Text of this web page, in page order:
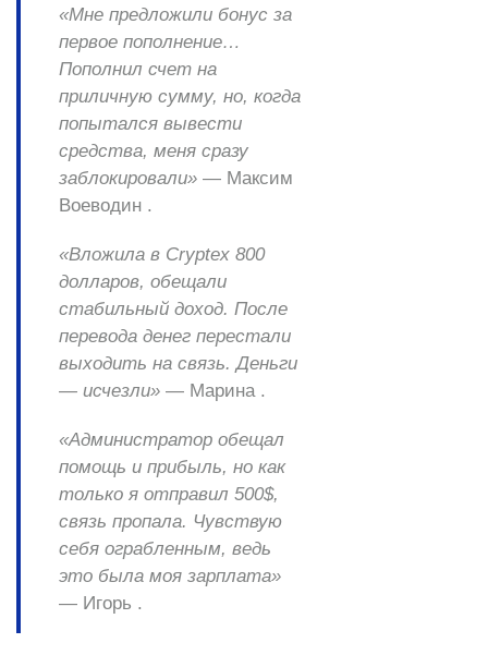
«Мне предложили бонус за
первое пополнение…
Пополнил счет на
приличную сумму, но, когда
попытался вывести
средства, меня сразу
заблокировали» — Максим
Воеводин .
«Вложила в Cryptex 800
долларов, обещали
стабильный доход. После
перевода денег перестали
выходить на связь. Деньги
— исчезли» — Марина .
«Администратор обещал
помощь и прибыль, но как
только я отправил 500$,
связь пропала. Чувствую
себя ограбленным, ведь
это была моя зарплата»
— Игорь .